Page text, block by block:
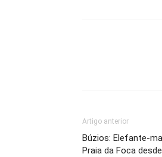
Artigo anterior
Búzios: Elefante-
Praia da Foca